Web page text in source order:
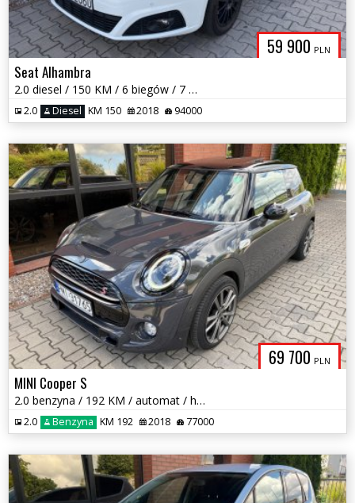
59 900 PLN
Seat Alhambra
2.0 diesel / 150 KM / 6 biegów / 7 miejsc / zadbany / możliwa zamiana
2.0 Diesel KM 150 2018 94000
69 700 PLN
MINI Cooper S
2.0 benzyna / 192 KM / automat / harman & kardon / zadbany / zamiana
2.0 Benzyna KM 192 2018 77000